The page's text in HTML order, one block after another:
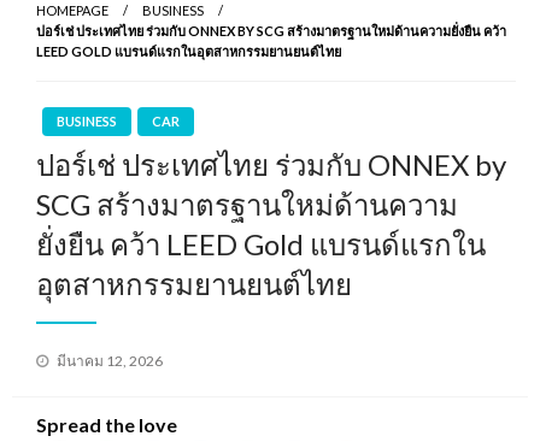
HOMEPAGE
BUSINESS
ปอร์เช่ ประเทศไทย ร่วมกับ ONNEX BY SCG สร้างมาตรฐานใหม่ด้านความยั่งยืน คว้า
LEED GOLD แบรนด์แรกในอุตสาหกรรมยานยนต์ไทย
BUSINESS CAR
ปอร์เช่ ประเทศไทย ร่วมกับ ONNEX by
SCG สร้างมาตรฐานใหม่ด้านความ
ยั่งยืน คว้า LEED Gold แบรนด์แรกใน
อุตสาหกรรมยานยนต์ไทย
Posted
มีนาคม 12, 2026
Spread the love